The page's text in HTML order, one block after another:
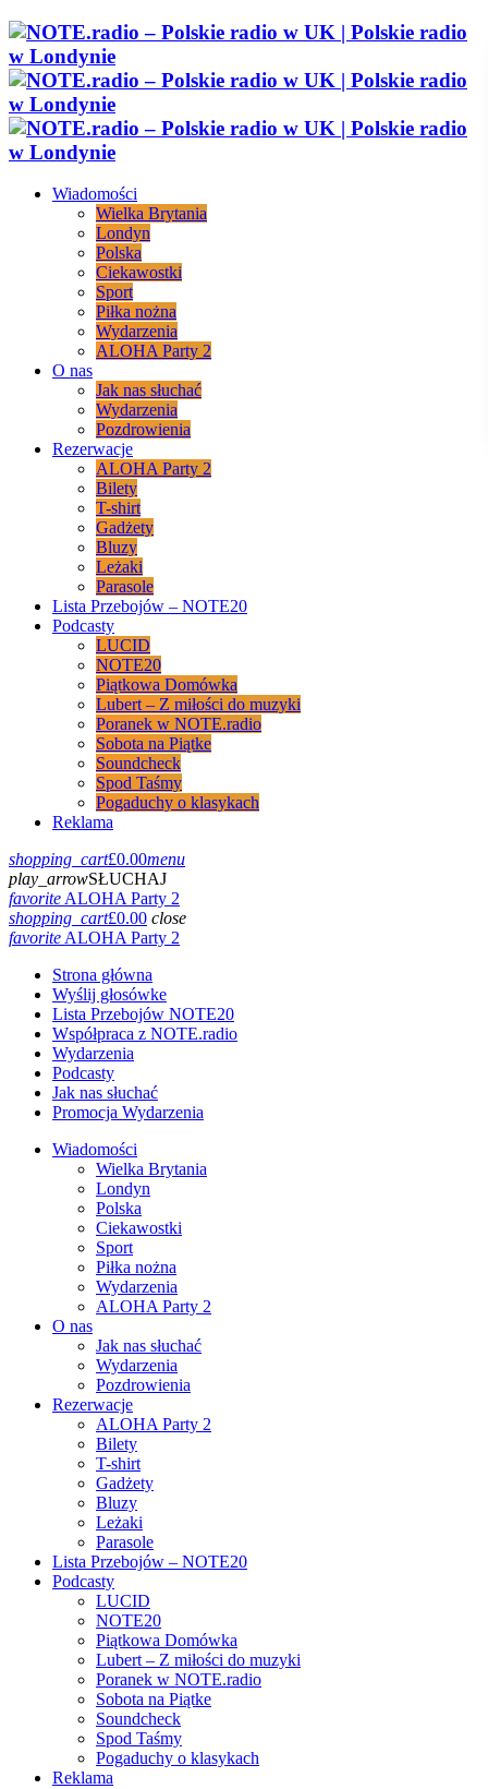
Wiadomości
Wielka Brytania
Londyn
Polska
Ciekawostki
Sport
Piłka nożna
Wydarzenia
ALOHA Party 2
O nas
Jak nas słuchać
Wydarzenia
Pozdrowienia
Rezerwacje
ALOHA Party 2
Bilety
T-shirt
Gadżety
Bluzy
Leżaki
Parasole
Lista Przebojów – NOTE20
Podcasty
LUCID
NOTE20
Piątkowa Domówka
Lubert – Z miłości do muzyki
Poranek w NOTE.radio
Sobota na Piątke
Soundcheck
Spod Taśmy
Pogaduchy o klasykach
Reklama
shopping_cart£0.00menu
play_arrowSŁUCHAJ
favoriteALOHA Party 2
shopping_cart£0.00 close
favoriteALOHA Party 2
Strona główna
Wyślij głosówke
Lista Przebojów NOTE20
Współpraca z NOTE.radio
Wydarzenia
Podcasty
Jak nas słuchać
Promocja Wydarzenia
Wiadomości
Wielka Brytania
Londyn
Polska
Ciekawostki
Sport
Piłka nożna
Wydarzenia
ALOHA Party 2
O nas
Jak nas słuchać
Wydarzenia
Pozdrowienia
Rezerwacje
ALOHA Party 2
Bilety
T-shirt
Gadżety
Bluzy
Leżaki
Parasole
Lista Przebojów – NOTE20
Podcasty
LUCID
NOTE20
Piątkowa Domówka
Lubert – Z miłości do muzyki
Poranek w NOTE.radio
Sobota na Piątke
Soundcheck
Spod Taśmy
Pogaduchy o klasykach
Reklama